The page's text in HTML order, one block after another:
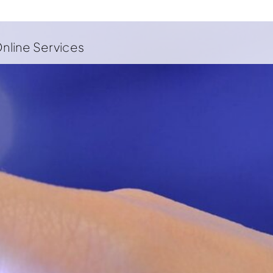
Services